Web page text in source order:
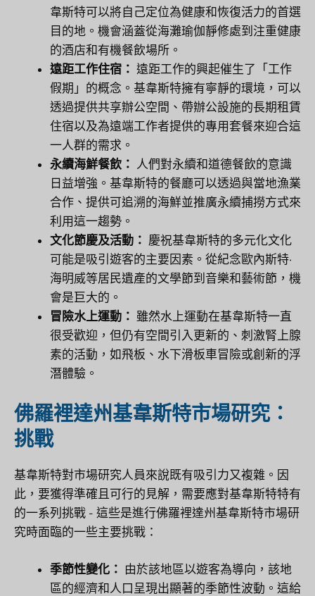
韋斯特可以將自己定位為健康和恢復活力的首選
目的地。機會涵蓋從海灘瑜伽靜修處到注重健康
的酒店和有機餐飲場所。
遠距工作住宿： 遠距工作的興起催生了「工作
假期」的概念。基韋斯特擁有寧靜的環境，可以
透過提供共享辦公空間、帶辦公設施的長期租賃
住宿以及為遠端工作者提供的專用套餐來迎合這
一人群的需求。
永續海鮮餐飲： 人們對永續和道德餐飲的意識
日益增強。基韋斯特的餐廳可以透過與當地漁業
合作、提供可追溯的海鮮並推廣永續捕撈方式來
利用這一趨勢。
文化節慶及活動： 慶祝基韋斯特的多元化文化
可能是吸引遊客的主要因素。從紀念歐內斯特·
海明威等居民遺產的文學節到音樂和藝術節，機
會是巨大的。
冒險水上運動： 雖然水上運動在基韋斯特一直
很受歡迎，但仍有空間引入更新的、刺激腎上腺
素的活動，如飛板、水下滑板車冒險或創新的浮
潛體驗。
佛羅裡達州基韋斯特市場研究：
挑戰
基韋斯特對市場研究人員來說既有吸引力又複雜。因
此，要獲得準確且可行的見解，需要應對基韋斯特特有
的一系列挑戰 - 這些是進行佛羅裡達州基韋斯特市場研
究時面臨的一些主要挑戰：
季節性變化： 由於該地區以遊客為導向，該地
區的經濟和人口呈現出顯著的季節性波動。這給